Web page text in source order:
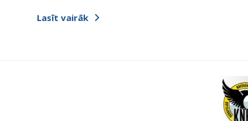
Lasīt vairāk